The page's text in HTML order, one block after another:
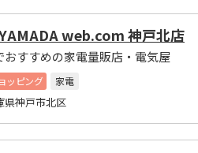
web.com 神戸北店
すすめの家電量販店・電気屋
ッピング
家電
県神戸市北区